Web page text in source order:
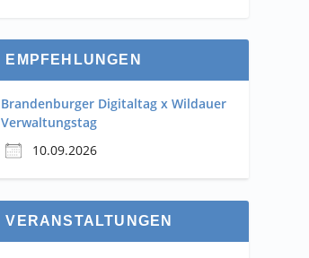
EMPFEHLUNGEN
Brandenburger Digitaltag x Wildauer
Verwaltungstag
10.09.2026
VERANSTALTUNGEN